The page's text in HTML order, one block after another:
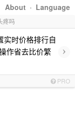
About · Language
疼吗
实时价格排行自
作省去比价繁
›
PRO